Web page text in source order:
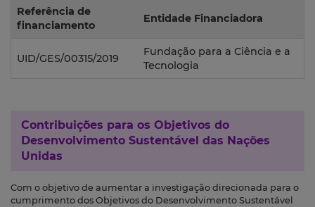
Referência de
financiamento
Entidade Financiadora
UID/GES/00315/2019
Fundação para a Ciência e a
Tecnologia
Contribuições para os Objetivos do
Desenvolvimento Sustentável das Nações
Unidas
Com o objetivo de aumentar a investigação direcionada para o
cumprimento dos Objetivos do Desenvolvimento Sustentável